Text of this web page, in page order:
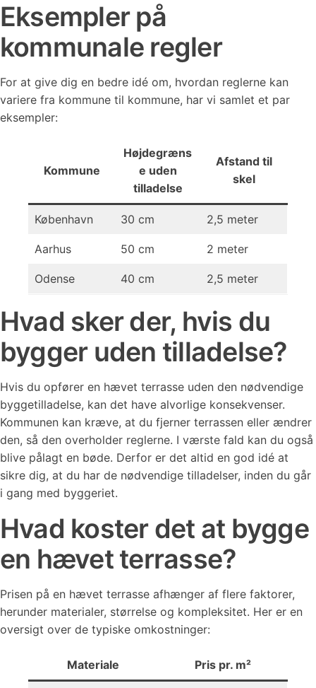
Eksempler på
kommunale regler
For at give dig en bedre idé om, hvordan reglerne kan
variere fra kommune til kommune, har vi samlet et par
eksempler:
Kommune
Højdegræns
e uden
tilladelse
Afstand til
skel
København 30 cm 2,5 meter
Aarhus 50 cm 2 meter
Odense 40 cm 2,5 meter
Hvad sker der, hvis du
bygger uden tilladelse?
Hvis du opfører en hævet terrasse uden den nødvendige
byggetilladelse, kan det have alvorlige konsekvenser.
Kommunen kan kræve, at du fjerner terrassen eller ændrer
den, så den overholder reglerne. I værste fald kan du også
blive pålagt en bøde. Derfor er det altid en god idé at
sikre dig, at du har de nødvendige tilladelser, inden du går
i gang med byggeriet.
Hvad koster det at bygge
en hævet terrasse?
Prisen på en hævet terrasse afhænger af flere faktorer,
herunder materialer, størrelse og kompleksitet. Her er en
oversigt over de typiske omkostninger:
Materiale Pris pr. m²